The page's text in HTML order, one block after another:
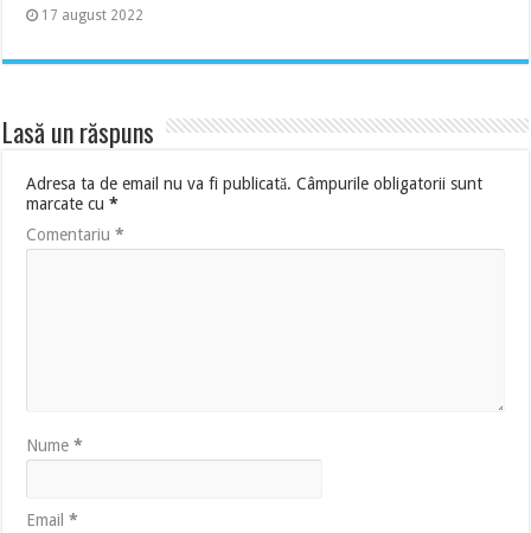
17 august 2022
Lasă un răspuns
Adresa ta de email nu va fi publicată. Câmpurile obligatorii sunt
marcate cu*
Comentariu*
Nume*
Email*